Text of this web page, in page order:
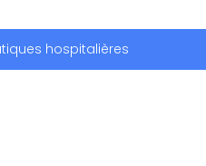
hospitalières